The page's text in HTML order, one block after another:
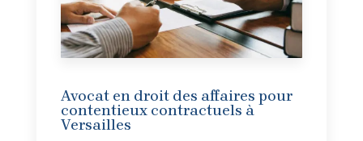
Avocat en droit des affaires pour
contentieux contractuels à
Versailles